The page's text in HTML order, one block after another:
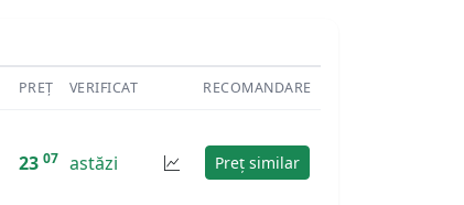
PREȚ VERIFICAT RECOMANDARE
23 07 astăzi Preț similar